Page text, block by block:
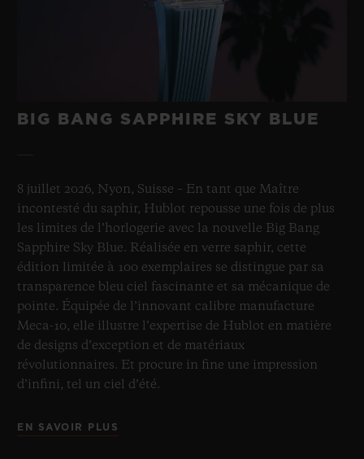
BIG BANG SAPPHIRE SKY BLUE
8 juillet 2026, Nyon, Suisse – En tant que Maître
incontesté du saphir, Hublot repousse une fois de plus
les limites de l’horlogerie avec la nouvelle Big Bang
Sapphire Sky Blue. Réalisée en verre saphir, cette
édition limitée à 100 exemplaires se distingue par sa
transparence bleu ciel fascinante et sa mécanique de
pointe. Équipée de l’innovant calibre manufacture
Meca-10, elle illustre l’expertise de Hublot en matière
de designs d’exception et de matériaux
révolutionnaires. Et procure in fine une impression
d’infini, tel un ciel d’été.
EN SAVOIR PLUS